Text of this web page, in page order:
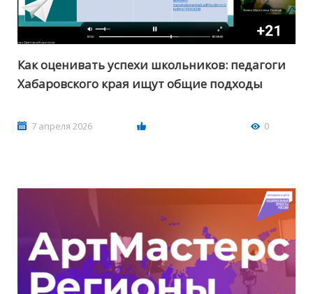
Как оценивать успехи школьников: педагоги
Хабаровского края ищут общие подходы
7 апреля 2026 0